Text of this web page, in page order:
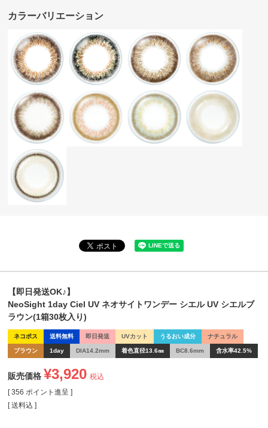
カラーバリエーション
【即日発送OK♪】
NeoSight 1day Ciel UV ネオサイトワンデー シエル UV シエルブ
ラウン(1箱30枚入り)
ネコポス 送料無料 即日発送 UVカット うるおい成分 ナチュラル
ブラウン 1day DIA14.2mm 着色直径13.6㎜ BC8.6mm 含水率42.5%
販売価格 ¥3,920 税込
[ 356 ポイント進呈 ]
送料込